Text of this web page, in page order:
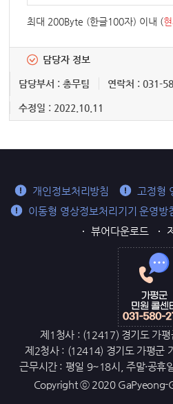
최대 200Byte (한글100자) 이내 (
담당자 정보
담당부서 : 총무팀 연락처 : 031-
수정일 : 2022.10.11
개인정보처리방침
고정형
이동형 영상정보처리기기 운영방
뷰어다운로드
제1청사 : (12417) 경기도 가평
제2청사 : (12414) 경기도 가평군
근무시간 : 평일 9~18시, 주말·공휴
Copyright ⓒ 2020 GaPyeong-